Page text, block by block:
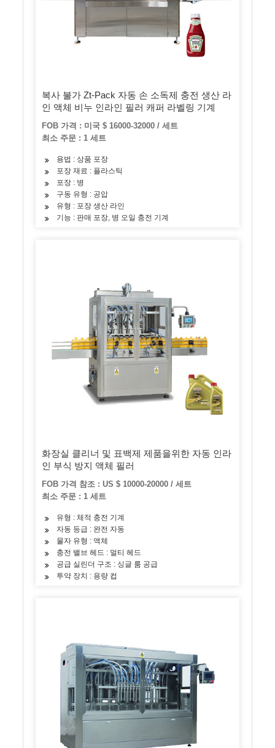
복사 불가 Zt-Pack 자동 손 소독제 충전 생산 라
인 액체 비누 인라인 필러 캐퍼 라벨링 기계
FOB 가격 : 미국 $ 16000-32000 / 세트
최소 주문 : 1 세트
용법 : 상품 포장
포장 재료 : 플라스틱
포장 : 병
구동 유형 : 공압
유형 : 포장 생산 라인
기능 : 판매 포장, 병 오일 충전 기계
화장실 클리너 및 표백제 제품을위한 자동 인라
인 부식 방지 액체 필러
FOB 가격 참조 : US $ 10000-20000 / 세트
최소 주문 : 1 세트
유형 : 체적 충전 기계
자동 등급 : 완전 자동
물자 유형 : 액체
충전 밸브 헤드 : 멀티 헤드
공급 실린더 구조 : 싱글 룸 공급
투약 장치 : 용량 컵